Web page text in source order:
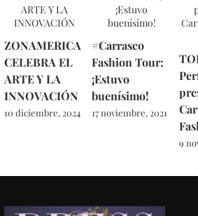
ZONAMERICA
CELEBRA EL
ARTE Y LA
INNOVACIÓN
10 diciembre, 2024
#Carrasco
Fashion Tour;
¡Estuvo
buenísimo!
17 noviembre, 2021
9